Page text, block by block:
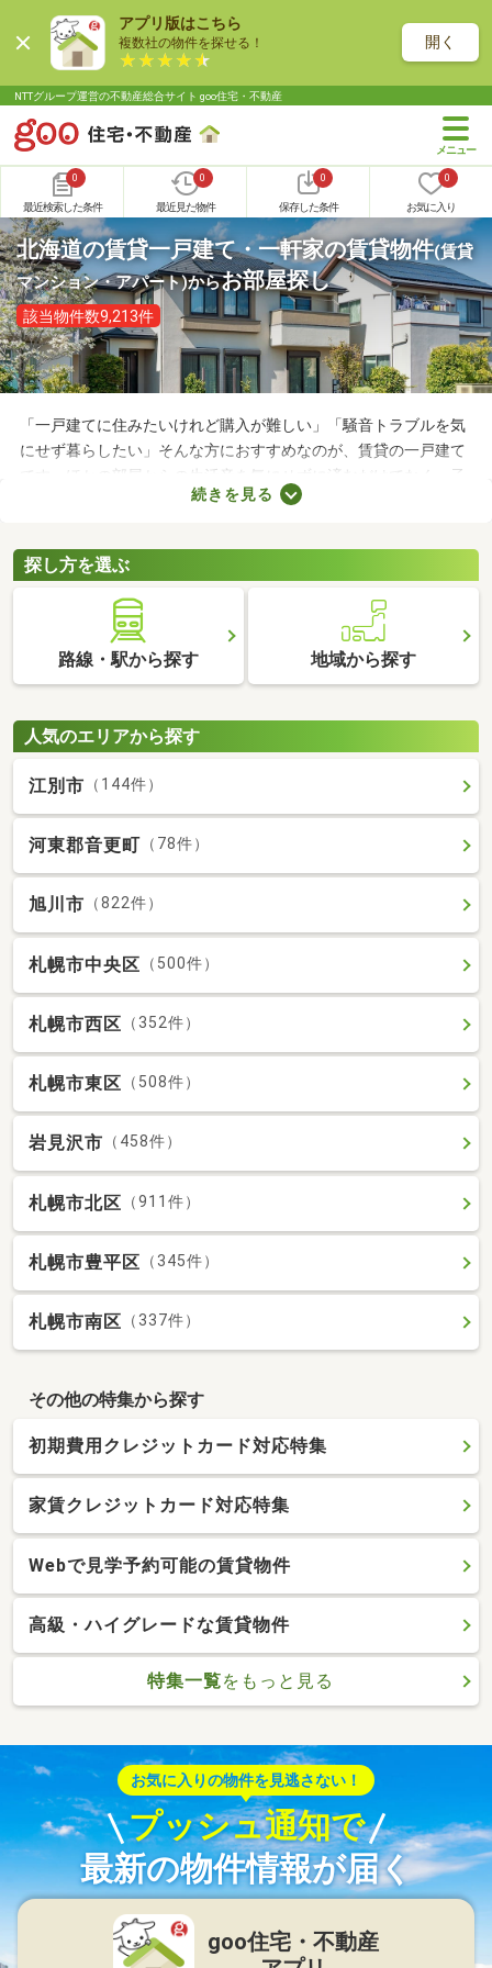
アプリ版はこちら
複数社の物件を探せる！ 開く
NTTグループ運営の不動産総合サイト goo住宅・不動産
0
最近検索した条件
0
最近見た物件
0
保存した条件
0
お気に入り
北海道の賃貸一戸建て・一軒家の賃貸物件(賃貸
マンション・アパート)からお部屋探し
該当物件数9,213件
「一戸建てに住みたいけれど購入が難しい」「騒音トラブルを気
にせず暮らしたい」そんな方におすすめなのが、賃貸の一戸建て
です。ほかの部屋からの生活音を気にせずに済むだけでなく、子
どもの足音に気を遣わずに済む点も戸建ての魅力。生活音のトラ
します。
続きを見る
探し方を選ぶ
路線・駅から探す 地域から探す
人気のエリアから探す
江別市 （144件）
河東郡音更町 （78件）
旭川市 （822件）
札幌市中央区 （500件）
札幌市西区 （352件）
札幌市東区 （508件）
岩見沢市 （458件）
札幌市北区 （911件）
札幌市豊平区 （345件）
札幌市南区 （337件）
その他の特集から探す
初期費用クレジットカード対応特集
家賃クレジットカード対応特集
Webで見学予約可能の賃貸物件
高級・ハイグレードな賃貸物件
特集一覧をもっと見る
お気に入りの物件を見逃さない！
プッシュ通知で
最新の物件情報が届く
goo住宅・不動産